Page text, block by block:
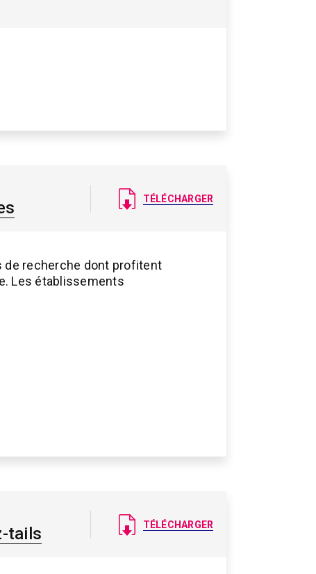
Document
TÉLÉCHARGER
de recherche dont profitent
Les établissements
tails
Document
TÉLÉCHARGER